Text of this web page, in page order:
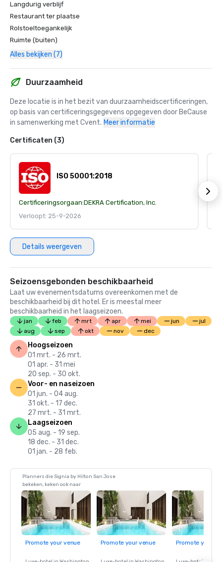
Langdurig verblijf
Restaurant ter plaatse
Rolstoeltoegankelijk
Ruimte (buiten)
Alles bekijken (7)
Duurzaamheid
Deze locatie is in het bezit van duurzaamheidscertificeringen,
op basis van certificeringsgegevens opgegeven door BeCause
in samenwerking met Cvent. Meer informatie
Certificaten (3)
ISO 50001:2018
Certificeringsorgaan:DEKRA Certification, Inc.
Verloopt: 25-9-2026
Details weergeven
Seizoensgebonden beschikbaarheid
Laat uw evenementsdatums overeenkomen met de
beschikbaarheid bij dit hotel. Er is meestal meer
beschikbaarheid in het laagseizoen.
jan feb mrt apr mei jun
jul
aug
sep okt nov dec
Hoogseizoen
01 mrt. - 26 mrt.
01 apr. - 31 mei
20 sep. - 30 okt.
Voor- en naseizoen
01 jun. - 04 aug.
31 okt. - 17 dec.
27 mrt. - 31 mrt.
Laagseizoen
05 aug. - 19 sep.
18 dec. - 31 dec.
01 jan. - 28 feb.
Planners die Signia by Hilton San Jose
bekeken, keken ook naar
Promote your venue Promote your venue Promote your